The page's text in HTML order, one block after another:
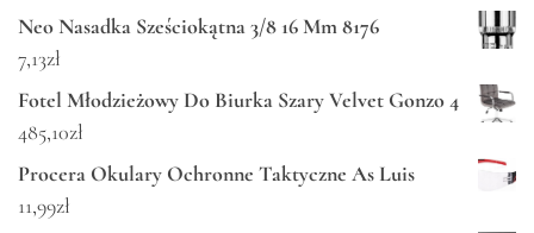
Neo Nasadka Sześciokątna 3/8 16 Mm 8176
7,13zł
Fotel Młodzieżowy Do Biurka Szary Velvet Gonzo 4
485,10zł
Procera Okulary Ochronne Taktyczne As Luis
11,99zł